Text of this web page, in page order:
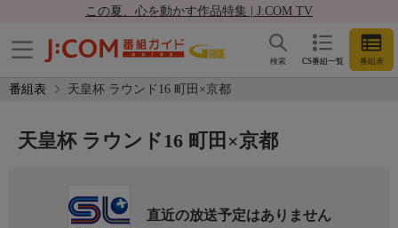
この夏、心を動かす作品特集 | J:COM TV
CS番組一覧 番組表
検索
番組表 天皇杯 ラウンド16 町田×京都
天皇杯 ラウンド16 町田×京都
直近の放送予定はありません